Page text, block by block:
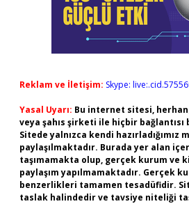
Reklam ve İletişim: Skype:
Yasal Uyarı: Bu internet sitesi,
veya şahıs şirketi ile hiçbir
Sitede yalnızca kendi hazırladığımız
paylaşılmaktadır. Burada yer alan
taşımamakta olup, gerçek kurum ve
paylaşım yapılmamaktadır. Gerçek
benzerlikleri tamamen tesadüfidir.
taslak halindedir ve tavsiye niteliği